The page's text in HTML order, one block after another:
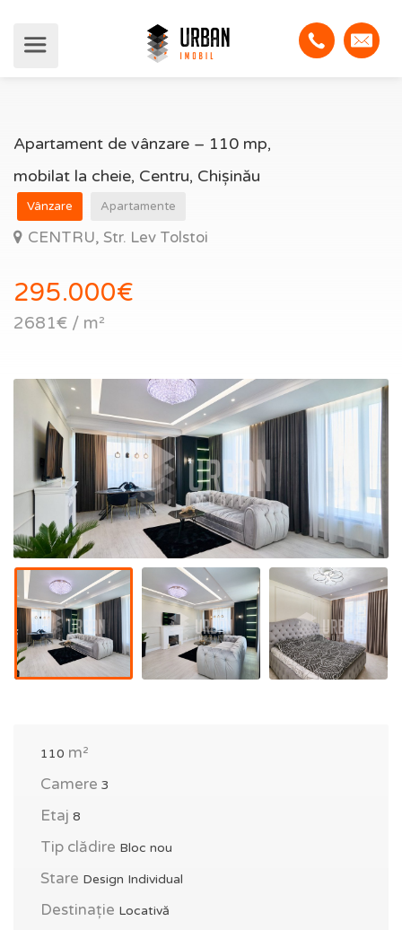
Apartament de vânzare – 110 mp,
mobilat la cheie, Centru, Chișinău
Vânzare Apartamente
CENTRU, Str. Lev Tolstoi
295.000€
2681€ / m²
110 m²
Camere 3
Etaj 8
Tip clădire Bloc nou
Stare Design Individual
Destinație Locativă